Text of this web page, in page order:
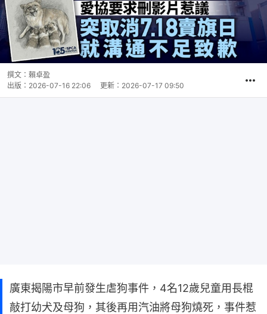
撰文： 賴卓盈
出版： 2026-07-16 22:06 更新： 2026-07-17 09:50
廣東揭陽市早前發生虐狗事件，4名12歲兒童用長棍
敲打幼犬及母狗，其後再用汽油將母狗燒死，事件惹